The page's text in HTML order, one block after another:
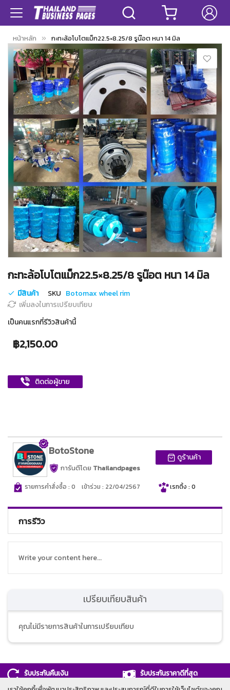
หน้าหลัก กะทะล้อโบโตแม็ก22.5×8.25/8 รูน๊อต หนา 14 มิล
กะทะล้อโบโตแม็ก22.5×8.25/8 รูน๊อต หนา 14 มิล
มีสินค้า SKU Botomax wheel rim
เพิ่มลงในการเปรียบเทียบ
เป็นคนแรกที่รีวิวสินค้านี้
฿2,150.00
ติดต่อผู้ขาย
Skip
to
the
end
of
the
images
gallery
to
beginning
of
the
images
gallery
BotoStone
การันตีโดย Thailandpages
ดูร้านค้า
รายการคำสั่งซื้อ : 0 เข้าร่วม : 22/04/2567 เรทติ้ง : 0
การรีวิว
Write your content here...
เปรียบเทียบสินค้า
คุณไม่มีรายการสินค้าในการเปรียบเทียบ
รับประกันคืนเงิน
รับประกันราคาดีที่สุด